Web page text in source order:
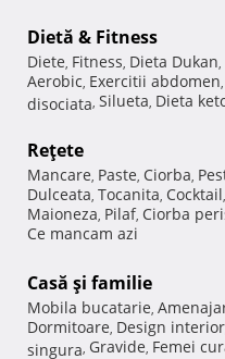
Dietă & Fitness
Diete, Fitness, Dieta Dukan,
Aerobic, Exercitii abdomen,
disociata, Silueta, Dieta
Reţete
Mancare, Paste, Ciorba,
Dulceata, Tocanita, Cocktail,
Maioneza, Pilaf, Ciorba
Ce mancam azi
Casă şi familie
Mobila bucatarie,
Dormitoare, Design interior
singura, Gravide, Femei